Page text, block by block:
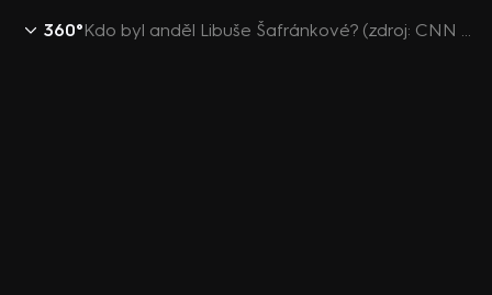
360° Kdo byl anděl Libuše Šafránkové? (zdroj: CNN Prima NEWS)